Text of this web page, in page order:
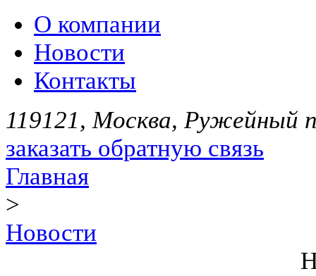
О компании
Новости
Контакты
119121, Москва, Ружейный
заказать обратную связь
Главная
>
Новости